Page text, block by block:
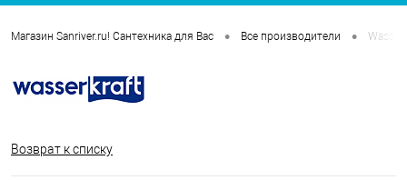
Магазин Sanriver.ru! Сантехника для Вас • Все производители •
Возврат к списку